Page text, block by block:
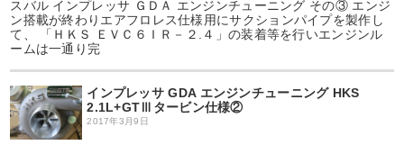
スバル インプレッサ ＧＤＡ エンジンチューニング その③ エンジ
ン搭載が終わりエアフロレス仕様用にサクションパイプを製作し
て、 「ＨＫＳ ＥＶＣ６ＩＲ－２.４」の装着等を行いエンジンル
ームは一通り完
インプレッサ GDA エンジンチューニング HKS
2.1L+GTⅢタービン仕様②
2017年3月9日